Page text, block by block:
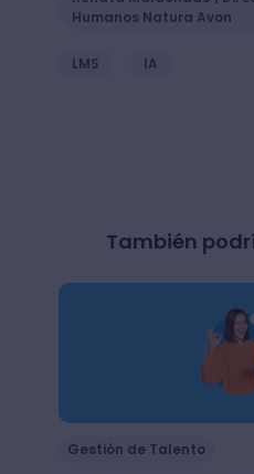
Humanos Natura Avon
LMS IA
También
Gestión de Talento